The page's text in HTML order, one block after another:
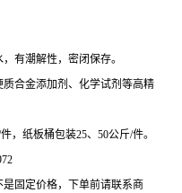
有潮解性，密闭保存。
合金添加剂、化学试剂等高精
，纸板桶包装25、50公斤/件。
固定价格，下单前请联系商